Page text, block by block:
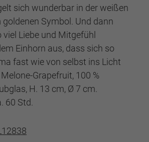
sich wunderbar in der weißen
goldenen Symbol. Und dann
viel Liebe und Mitgefühl
Einhorn aus, dass sich so
fast wie von selbst ins Licht
Grapefruit, 100 %
H. 13 cm, Ø 7 cm.
60 Std.